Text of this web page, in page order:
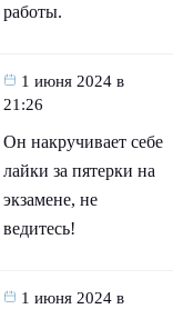
работы.
1 июня 2024 в
21:26
Он накручивает себе
лайки за пятерки на
экзамене, не
ведитесь!
1 июня 2024 в